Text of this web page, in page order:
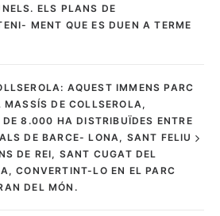
ELS PLANS DE
MENT QUE ES DUEN A TERME
AQUEST IMMENS PARC
DE COLLSEROLA,
8.000 HA DISTRIBUÏDES ENTRE
DE BARCE- LONA, SANT FELIU
DE REI, SANT CUGAT DEL
CONVERTINT-LO EN EL PARC
DEL MÓN.